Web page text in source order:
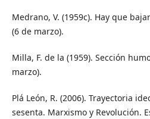
Medrano, V. (1959c). Hay que
(6 de marzo).
Milla, F. de la (1959). Sección
marzo).
Plá León, R. (2006). Trayectoria
sesenta. Marxismo y Revolución.